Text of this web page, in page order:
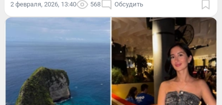
2 февраля, 2026, 13:40 568 Обсудить